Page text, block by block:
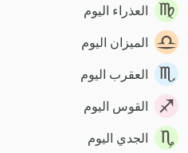
العذراء اليوم
الميزان اليوم
العقرب اليوم
القوس اليوم
الجدي اليوم